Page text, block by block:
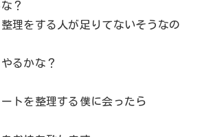
？
理をする人が足りてないそうなの
るかな？
トを整理する僕に会ったら